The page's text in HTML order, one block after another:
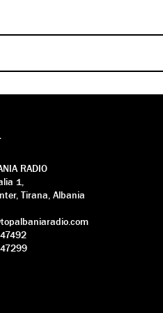
RADIO
1,
Tirana, Albania